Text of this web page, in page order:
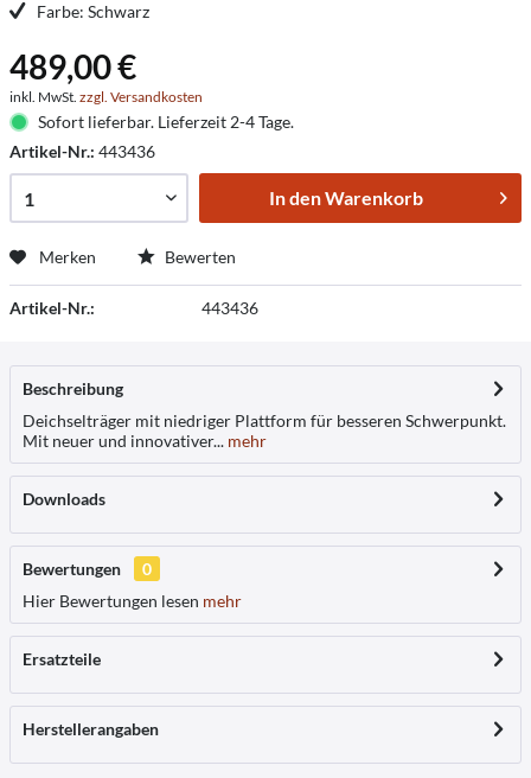
Farbe: Schwarz
489,00 €
inkl. MwSt. zzgl. Versandkosten
Sofort lieferbar. Lieferzeit 2-4 Tage.
Artikel-Nr.: 443436
In denWarenkorb
Merken Bewerten
Artikel-Nr.: 443436
Beschreibung
Deichselträger mit niedriger Plattform für besseren Schwerpunkt.
Mit neuer und innovativer... mehr
Downloads
Bewertungen
0
Hier Bewertungen lesen mehr
Ersatzteile
Herstellerangaben